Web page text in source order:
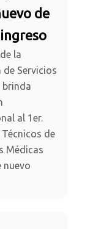
de
la
de Servicios
brinda
al 1er.
de
Médicas
nuevo